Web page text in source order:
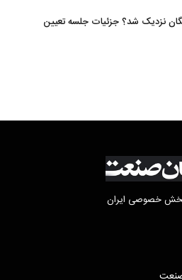
نزدیک شد؟ جزئیات جلسه تعیین
خصوصی ایران